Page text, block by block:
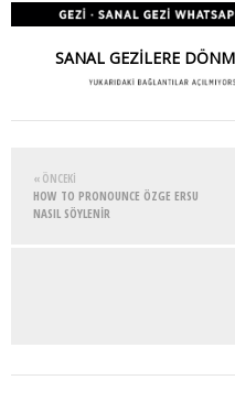
SANAL GEZİLERE
« ÖNCEKI
HOW TO PRONOUNCE ÖZGE ERSU
NASIL SÖYLENİR